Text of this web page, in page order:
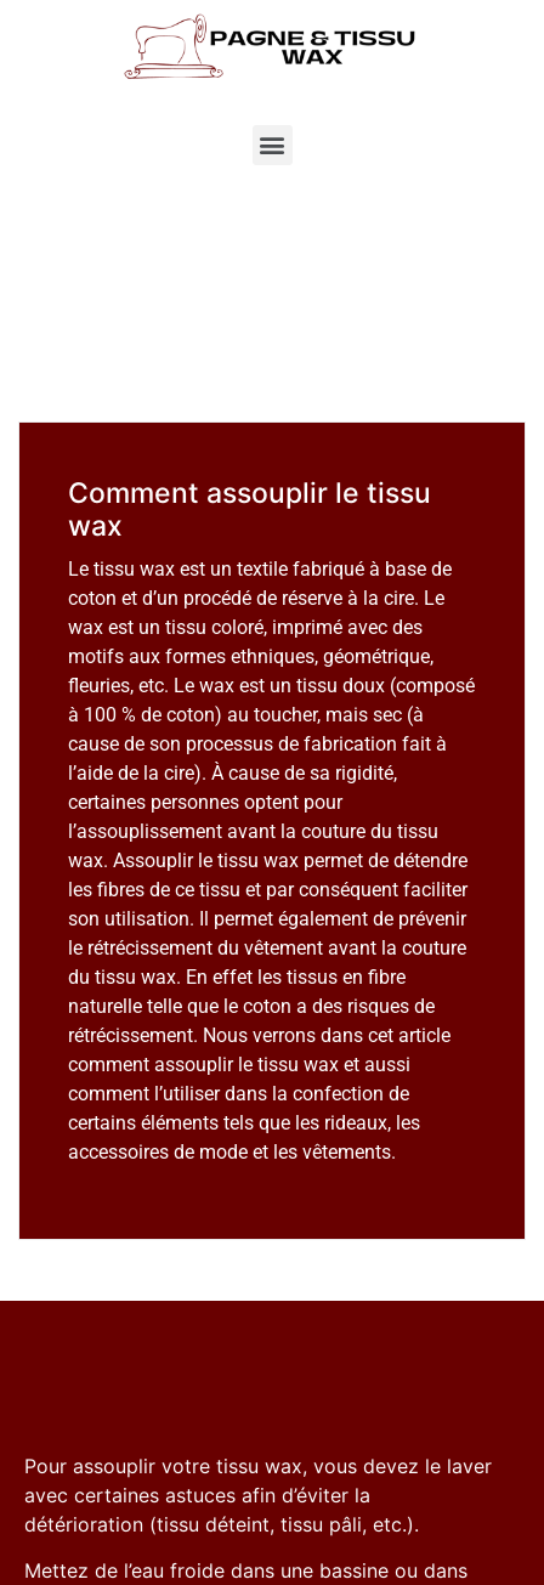
Comment assouplir le tissu
wax
Le tissu wax est un textile fabriqué à base de
coton et d’un procédé de réserve à la cire. Le
wax est un tissu coloré, imprimé avec des
motifs aux formes ethniques, géométrique,
fleuries, etc. Le wax est un tissu doux (composé
à 100 % de coton) au toucher, mais sec (à
cause de son processus de fabrication fait à
l’aide de la cire). À cause de sa rigidité,
certaines personnes optent pour
l’assouplissement avant la couture du tissu
wax. Assouplir le tissu wax permet de détendre
les fibres de ce tissu et par conséquent faciliter
son utilisation. Il permet également de prévenir
le rétrécissement du vêtement avant la couture
du tissu wax. En effet les tissus en fibre
naturelle telle que le coton a des risques de
rétrécissement. Nous verrons dans cet article
comment assouplir le tissu wax et aussi
comment l’utiliser dans la confection de
certains éléments tels que les rideaux, les
accessoires de mode et les vêtements.
Pour assouplir votre tissu wax, vous devez le laver
avec certaines astuces afin d’éviter la
détérioration (tissu déteint, tissu pâli, etc.).
Mettez de l’eau froide dans une bassine ou dans